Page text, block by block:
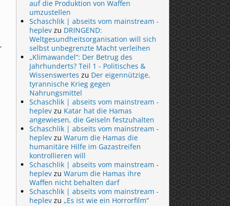
,
auf die Produktion von Waffen
umzustellen
Schaschlik | abseits vom mainstream -
heplev zu DRINGEND:
Weltgesundheitsorganisation will sich
selbst unbegrenzte Macht verleihen
„Klimawandel“: Der Betrug des
Jahrhunderts? Teil 1 - Politisches &
Wissenswertes zu Der eigennützige,
tyrannische Krieg gegen
Nahrungsmittel
Schaschlik | abseits vom mainstream -
heplev zu Katar hat die Hamas
angewiesen, die Geiseln festzuhalten
Schaschlik | abseits vom mainstream -
heplev zu Warum die Hamas die
humanitäre Hilfe im Gazastreifen
kontrollieren will
Schaschlik | abseits vom mainstream -
heplev zu Warum die Hamas ihre
Waffen nicht behalten darf
Schaschlik | abseits vom mainstream -
heplev zu „Es ist wie ein Horrorfilm“